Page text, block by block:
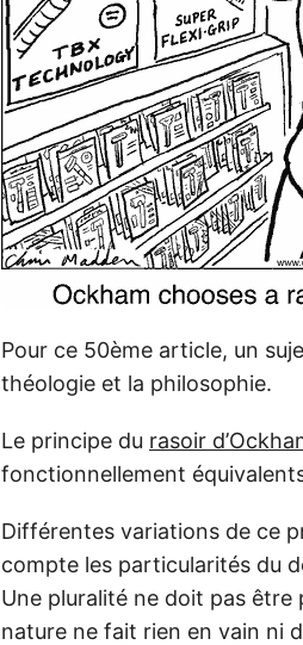
Pour ce 50ème article, un
théologie et la philosophie.
Le principe du rasoir
fonctionnellement
Différentes variations de ce
compte les particularités du
Une pluralité ne doit pas être
nature ne fait rien en vain ni